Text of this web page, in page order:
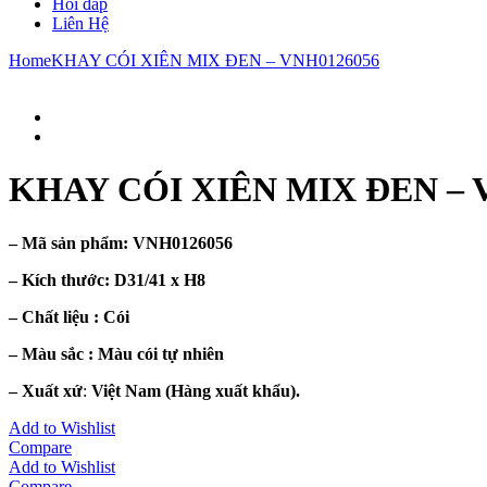
Liên Hệ
HomeKHAY CÓI XIÊN MIX ĐEN – VNH0126056
KHAY CÓI XIÊN MIX ĐEN –
– Mã sản phẩm: VNH0126056
– Kích thước: D31/41 x H8
– Chất liệu : Cói
– Màu sắc : Màu cói tự nhiên
– Xuất xứ: Việt Nam (Hàng xuất khẩu).
Add to Wishlist
Compare
Add to Wishlist